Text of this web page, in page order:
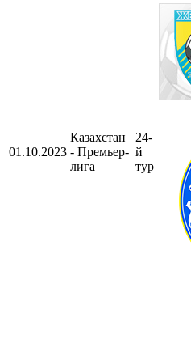
01.10.2023
Казахстан
- Премьер-
лига
24-
й
тур